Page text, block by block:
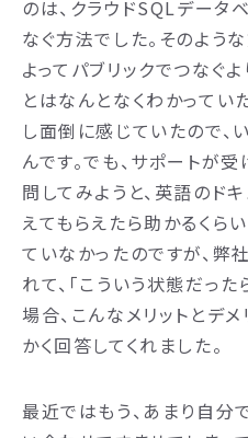
のは、クラウドSQLデータ
なぐ方法でした。そのよう
よってパブリックでつなぐ
とはなんとなくわかってい
し面倒に感じていたので、
んです。でも、サポートが
問してみようと、英語のド
えてもらえたら助かるくら
ていなかったのですが、弊
れて、「こういう状態だった
場合、こんなメリットとデ
かく回答してくれました。
最近ではもう、あまり自分